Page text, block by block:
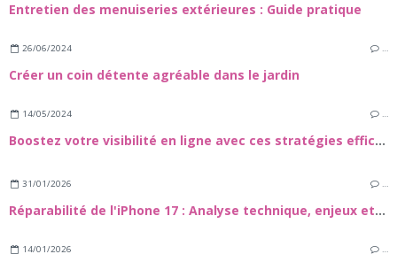
Entretien des menuiseries extérieures : Guide pratique
26/06/2024 …
Créer un coin détente agréable dans le jardin
14/05/2024 …
Boostez votre visibilité en ligne avec ces stratégies efficaces
31/01/2026 …
Réparabilité de l'iPhone 17 : Analyse technique, enjeux et guide de maintenance
14/01/2026 …